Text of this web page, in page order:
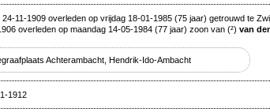
11-1909 overleden op vrijdag 18-01-1985 (75 jaar) getrouwd te
overleden op maandag 14-05-1984 (77 jaar) zoon van (²) van
Achterambacht, Hendrik-Ido-Ambacht
1912